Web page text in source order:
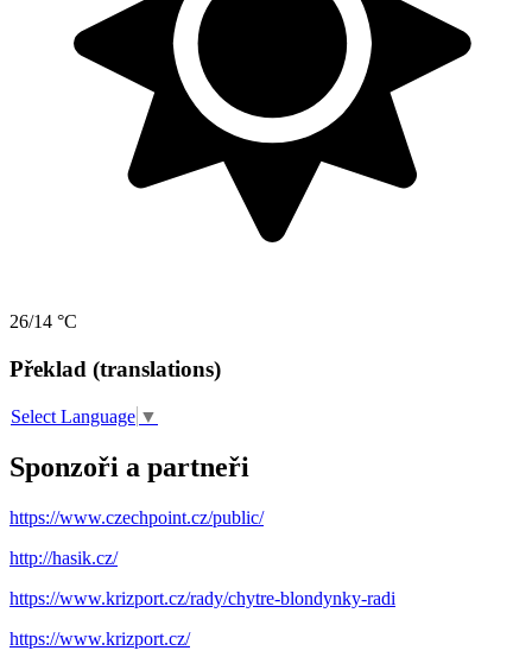
26/14 °C
Překlad (translations)
Select Language ▼
Sponzoři a partneři
https://www.czechpoint.cz/public/
http://hasik.cz/
https://www.krizport.cz/rady/chytre-blondynky-radi
https://www.krizport.cz/